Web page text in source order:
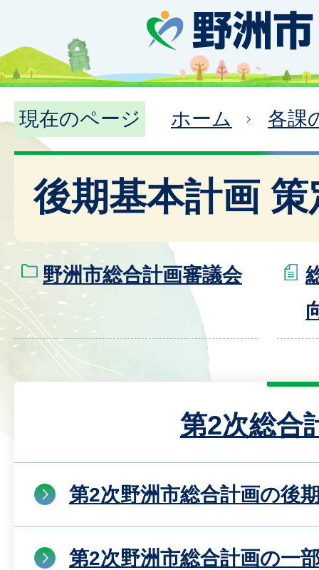
現在のページ ホーム 各課
後期基本計画 策
野洲市総合計画審議会
第2次総合
第2次野洲市総合計画の後
第2次野洲市総合計画の一